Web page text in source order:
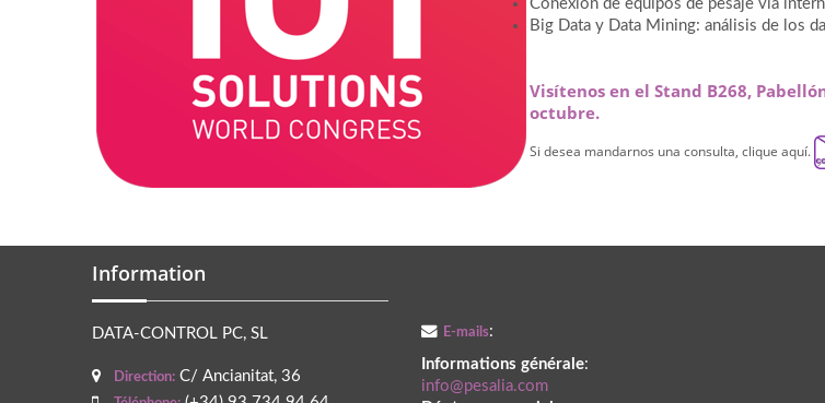
Conexión de equipos de pesaje vía
Big Data y Data Mining: análisis de los
Visítenos en el Stand B268,
octubre.
Si desea mandarnos una consulta, clique aquí.
Information
DATA-CONTROL PC, SL
Direction:C/ Ancianitat, 36
E-mails:
Informations générale:
info@pesalia.com